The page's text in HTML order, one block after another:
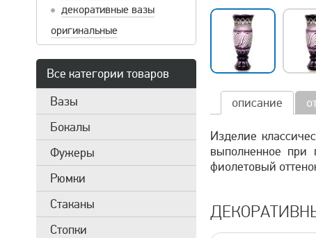
декоративные вазы
оригинальные
Все категории товаров
Вазы
Бокалы
Фужеры
Рюмки
Стаканы
Стопки
описание
Изделие
выполненное при
фиолетовый